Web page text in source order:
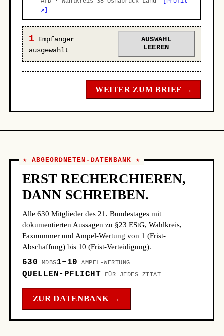
↗]
1 Empfänger
ausgewählt
AUSWAHL
LEEREN
WEITER ZUM BRIEF →
★ ABGEORDNETEN-DATENBANK ★
ERST RECHERCHIEREN,
DANN SCHREIBEN.
Alle 630 Mitglieder des 21. Bundestages mit
dokumentierten Aussagen zu §23 EStG, Wahlkreis,
Faxnummer und Ampel-Wertung von 1 (Frist-
Abschaffung) bis 10 (Frist-Verteidigung).
630 MDBS1–10 AMPEL-WERTUNG
QUELLEN-PFLICHT FÜR JEDES ZITAT
ZUR DATENBANK →